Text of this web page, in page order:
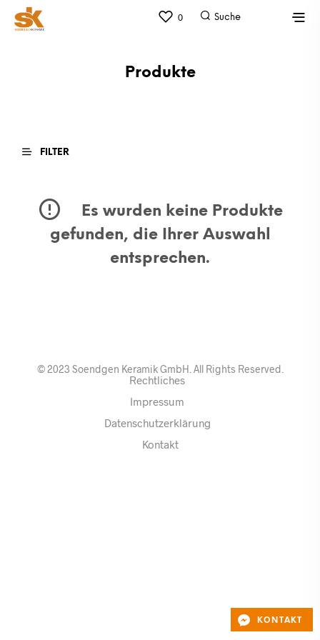
0
Produkte
FILTER
Es wurden keine Produkte
gefunden, die Ihrer Auswahl
entsprechen.
© 2023 Soendgen Keramik GmbH. All Rights Reserved.
Rechtliches
Impressum
Datenschutzerklärung
Kontakt
KONTAKT